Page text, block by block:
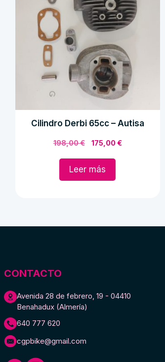
Cilindro Derbi 65cc – Autisa
198,00€
El
original
era:
175,00€El
Leer más
CONTACTO
Avenida 28 de febrero, 19 - 04410
Benahadux (Almería)
640 777 620
cgpbike@gmail.com